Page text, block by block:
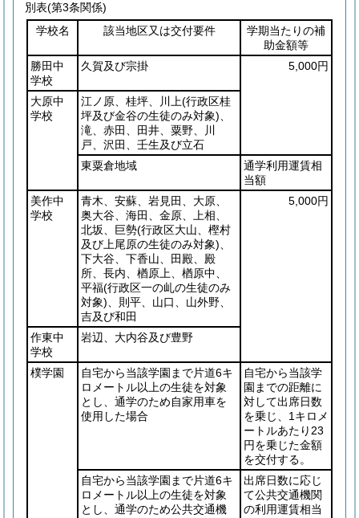
別表(第3条関係)
学校名
該当地区又は交付要件
学期当たりの補
助金額等
勝田中
学校
久賀及び宗掛 5,000円
大原中
学校
江ノ原、桂坪、川上(行政区桂
坪及び金谷の生徒のみ対象)
滝、赤田、田井、粟野、川
戸、沢田、壬生及び立石
東粟倉地域
通学利用運賃相
当額
美作中
学校
青木、安蘇、岩見田、大原、
奥大谷、海田、金原、上相、
北坂、巨勢(行政区大山、樫村
及び上尾原の生徒のみ対象)
下大谷、下香山、田殿、殿
所、長内、楢原上、楢原中、
平福(行政区一の乢の生徒のみ
対象) 、則平、山口、山外野、
吉及び和田
5,000円
作東中
学校
岩辺、大内谷及び豊野
樸学園
自宅から当該学園まで片道6キ
ロメートル以上の生徒を対象
とし、通学のため自家用車を
使用した場合
自宅から当該学
園までの距離に
対して出席日数
を乗じ、1キロメ
ートルあたり23
円を乗じた金額
を交付する。
自宅から当該学園まで片道6キ
ロメートル以上の生徒を対象
とし、通学のため公共交通機
出席日数に応じ
て公共交通機関
の利用運賃相当